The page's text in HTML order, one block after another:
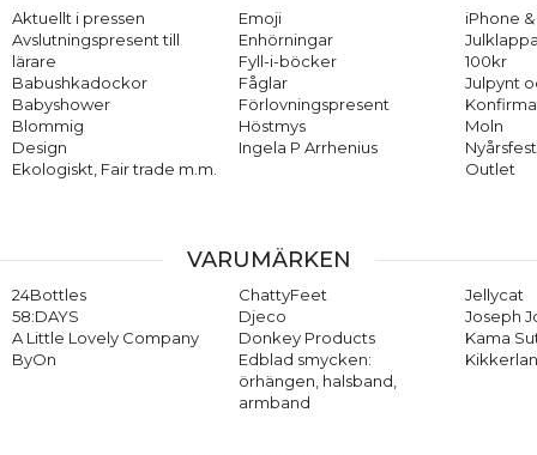
Aktuellt i pressen
Avslutningspresent till
lärare
Babushkadockor
Babyshower
Blommig
Design
Ekologiskt, Fair trade m.m.
Emoji
Enhörningar
Fyll-i-böcker
Fåglar
Förlovningspresent
Höstmys
Ingela P Arrhenius
iPhone
100kr
Julpynt
Moln
Nyårsfest
Outlet
VARUMÄRKEN
24Bottles
58:DAYS
A Little Lovely Company
ByOn
ChattyFeet
Djeco
Donkey Products
Edblad smycken:
örhängen, halsband,
armband
Jellycat
Joseph
Kama